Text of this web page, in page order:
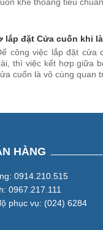
lắp đặt Cửa cuốn khi
công việc lắp đặt cửa
thì việc kết hợp giữa
cuốn là vô cùng quan
HÀNG
0914.210.515
0967.217.111
phục vụ: (024) 6284